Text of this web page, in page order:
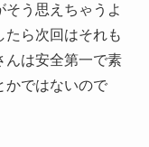
う思えちゃうよ
たら次回はそれも
んは安全第一で素
ではないので